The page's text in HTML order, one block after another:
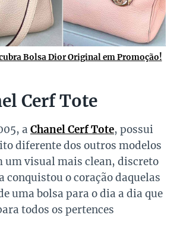
Bolsa Dior Original em Promoção!
Cerf Tote
a Chanel Cerf Tote, possui
diferente dos outros modelos
um visual mais clean, discreto
conquistou o coração daquelas
uma bolsa para o dia a dia que
todos os pertences